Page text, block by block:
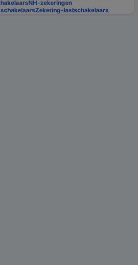
NH-zekeringen
Zekering-lastschakelaars